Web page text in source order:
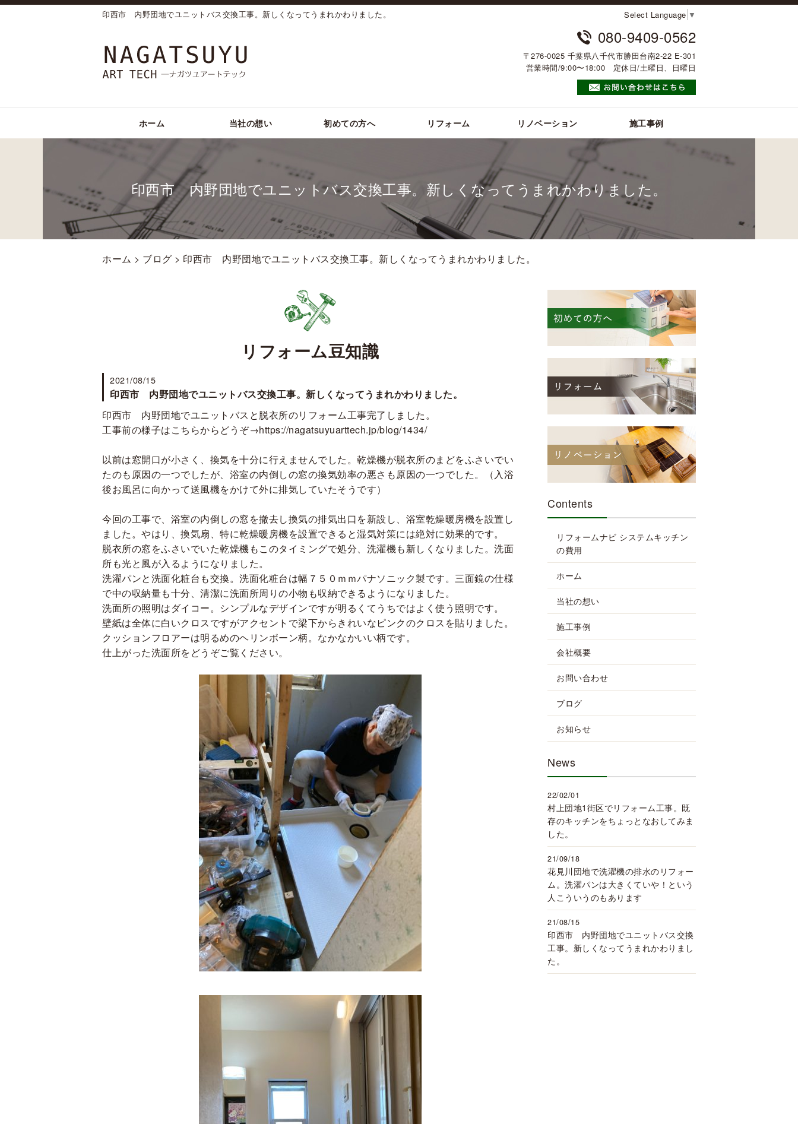
印西市 内野団地でユニットバス交換工事。新しくなってうまれかわりました。 Select Language ▼
080-9409-0562
〒276-0025 千葉県八千代市勝田台南2-22 E-301
営業時間/9:00〜18:00 定休日/土曜日、日曜日
ホーム 当社の想い 初めての方へ リフォーム リノベーション 施工事例
印西市 内野団地でユニットバス交換工事。新しくなってうまれかわりました。
ホーム > ブログ > 印西市 内野団地でユニットバス交換工事。新しくなってうまれかわりました。
リフォーム豆知識
2021/08/15
印西市 内野団地でユニットバス交換工事。新しくなってうまれかわりました。
印西市 内野団地でユニットバスと脱衣所のリフォーム工事完了しました。
工事前の様子はこちらからどうぞ→https://nagatsuyuarttech.jp/blog/1434/
以前は窓開口が小さく、換気を十分に行えませんでした。乾燥機が脱衣所のまどをふさいでい
たのも原因の一つでしたが、浴室の内倒しの窓の換気効率の悪さも原因の一つでした。（入浴
後お風呂に向かって送風機をかけて外に排気していたそうです）
今回の工事で、浴室の内倒しの窓を撤去し換気の排気出口を新設し、浴室乾燥暖房機を設置し
ました。やはり、換気扇、特に乾燥暖房機を設置できると湿気対策には絶対に効果的です。
脱衣所の窓をふさいでいた乾燥機もこのタイミングで処分、洗濯機も新しくなりました。洗面
所も光と風が入るようになりました。
洗濯パンと洗面化粧台も交換。洗面化粧台は幅７５０ｍｍパナソニック製です。三面鏡の仕様
で中の収納量も十分、清潔に洗面所周りの小物も収納できるようになりました。
洗面所の照明はダイコー。シンプルなデザインですが明るくてうちではよく使う照明です。
壁紙は全体に白いクロスですがアクセントで梁下からきれいなピンクのクロスを貼りました。
クッションフロアーは明るめのヘリンボーン柄。なかなかいい柄です。
仕上がった洗面所をどうぞご覧ください。
Contents
リフォームナビ システムキッチン
の費用
ホーム
当社の想い
施工事例
会社概要
お問い合わせ
ブログ
お知らせ
News
22/02/01
村上団地1街区でリフォーム工事。既
存のキッチンをちょっとなおしてみま
した。
21/09/18
花見川団地で洗濯機の排水のリフォー
ム。洗濯パンは大きくていや！という
人こういうのもあります
21/08/15
印西市 内野団地でユニットバス交換
工事。新しくなってうまれかわりまし
た。